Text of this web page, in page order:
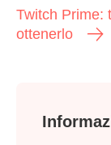
Twitch Prime:
ottenerlo